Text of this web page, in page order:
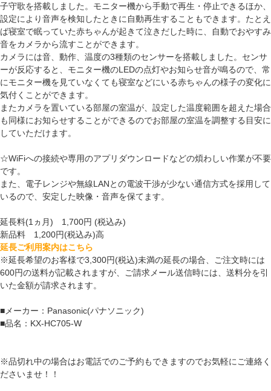
子守歌を搭載しました。モニター機から手動で再生・停止できるほか、
設定により音声を検知したときに自動再生することもできます。たとえ
ば寝室で眠っていた赤ちゃんが起きて泣きだした時に、自動でおやすみ
音をカメラから流すことができます。
カメラには音、動作、温度の3種類のセンサーを搭載しました。センサ
ーが反応すると、モニター機のLEDの点灯やお知らせ音が鳴るので、常
にモニター機を見ていなくても寝室などにいる赤ちゃんの様子の変化に
気付くことができます。
またカメラを置いている部屋の室温が、設定した温度範囲を超えた場合
も同様にお知らせすることができるのでお部屋の室温を調整する目安に
していただけます。
☆WiFiへの接続や専用のアプリダウンロードなどの煩わしい作業が不要
です。
また、電子レンジや無線LANとの電波干渉が少ない通信方式を採用して
いるので、安定した映像・音声を保てます。
延長料(1ヵ月) 1,700円 (税込み)
新品料 1,200円(税込み)高
延長ご利用案内はこちら
※延長希望のお客様で3,300円(税込)未満の延長の場合、ご注文時には
600円の送料が記載されますが、ご請求メール送信時には、送料分を引
いた金額が請求されます。
■メーカー：Panasonic(パナソニック)
■品名：KX-HC705-W
※品切れ中の場合はお電話でのご予約もできますのでお気軽にご連絡く
ださいませ！！